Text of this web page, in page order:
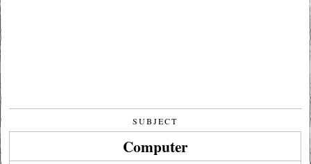
SUBJECT
Computer